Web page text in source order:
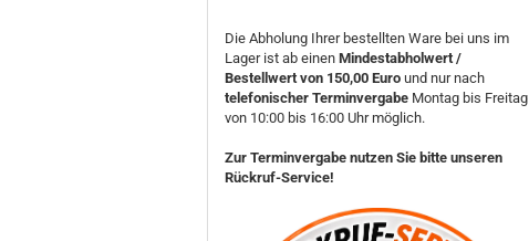
Die Abholung Ihrer bestellten Ware bei uns im
Lager ist ab einen Mindestabholwert /
Bestellwert von 150,00 Euro und nur nach
telefonischer Terminvergabe Montag bis Freitag
von 10:00 bis 16:00 Uhr möglich.
Zur Terminvergabe nutzen Sie bitte unseren
Rückruf-Service!